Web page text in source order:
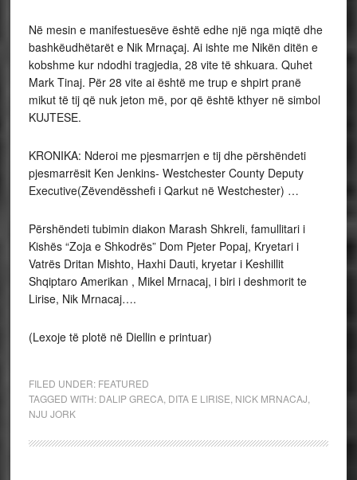
Në mesin e manifestuesëve është edhe një nga miqtë dhe
bashkëudhëtarët e Nik Mrnaçaj. Ai ishte me Nikën ditën e
kobshme kur ndodhi tragjedia, 28 vite të shkuara. Quhet
Mark Tinaj. Për 28 vite ai është me trup e shpirt pranë
mikut të tij që nuk jeton më, por që është kthyer në simbol
KUJTESE.
KRONIKA: Nderoi me pjesmarrjen e tij dhe përshëndeti
pjesmarrësit Ken Jenkins- Westchester County Deputy
Executive(Zëvendësshefi i Qarkut në Westchester) …
Përshëndeti tubimin diakon Marash Shkreli, famullitari i
Kishës “Zoja e Shkodrës” Dom Pjeter Popaj, Kryetari i
Vatrës Dritan Mishto, Haxhi Dauti, kryetar i Keshillit
Shqiptaro Amerikan , Mikel Mrnacaj, i biri i deshmorit te
Lirise, Nik Mrnacaj….
(Lexoje të plotë në Diellin e printuar)
FILED UNDER: FEATURED
TAGGED WITH: DALIP GRECA, DITA E LIRISE NICK MRNACAJ
NJU JORK